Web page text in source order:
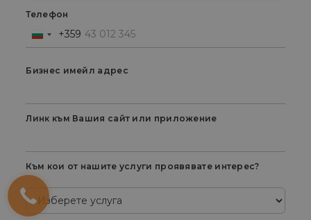
Телефон
Bulgaria
+359
+359
Бизнес имейл адрес
Линк към Вашия сайт или приложение
Към кои от нашите услуги проявявате интерес?